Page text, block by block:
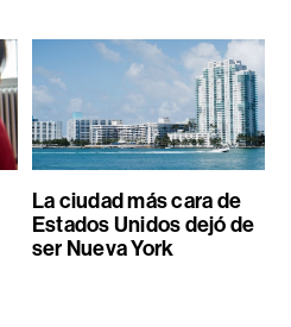
La ciudad más cara de
Estados Unidos dejó de
ser Nueva York